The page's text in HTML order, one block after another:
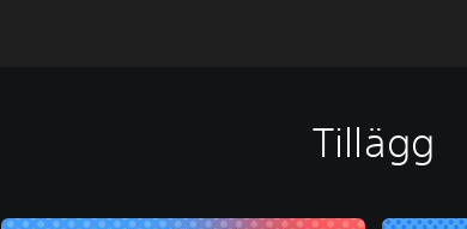
Tillägg